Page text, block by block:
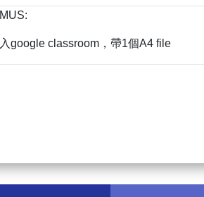
MUS:
入google classroom，帶1個A4 file